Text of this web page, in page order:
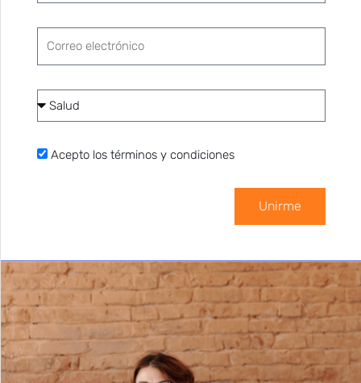
electrónico
Categoría
Acepto
Acepto los términos y condiciones
Unirme